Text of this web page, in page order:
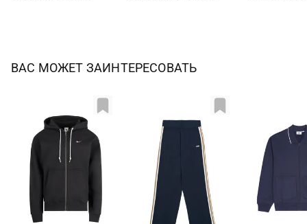
ВАС МОЖЕТ ЗАИНТЕРЕСОВАТЬ